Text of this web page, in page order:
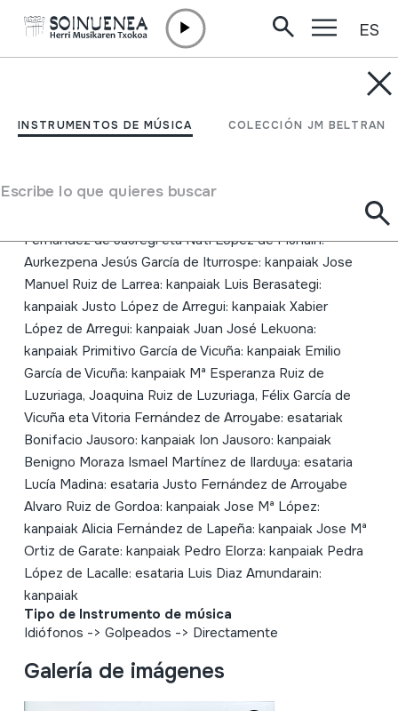
INSTRUMENTOS DE MÚSICA COLECCIÓN JM BELTRAN
Escribe lo que quieres buscar
ES
Campaneros; Municipio
Autor
Fernandez de Jauregi eta Nati López de Munain:
Aurkezpena Jesús García de Iturrospe: kanpaiak Jose
Manuel Ruiz de Larrea: kanpaiak Luis Berasategi:
kanpaiak Justo López de Arregui: kanpaiak Xabier
López de Arregui: kanpaiak Juan José Lekuona:
kanpaiak Primitivo García de Vicuña: kanpaiak Emilio
García de Vicuña: kanpaiak Mª Esperanza Ruiz de
Luzuriaga, Joaquina Ruiz de Luzuriaga, Félix García de
Vicuña eta Vitoria Fernández de Arroyabe: esatariak
Bonifacio Jausoro: kanpaiak Ion Jausoro: kanpaiak
Benigno Moraza Ismael Martínez de Ilarduya: esataria
Lucía Madina: esataria Justo Fernández de Arroyabe
Alvaro Ruiz de Gordoa: kanpaiak Jose Mª López:
kanpaiak Alicia Fernández de Lapeña: kanpaiak Jose Mª
Ortiz de Garate: kanpaiak Pedro Elorza: kanpaiak Pedra
López de Lacalle: esataria Luis Diaz Amundarain:
kanpaiak
Tipo de Instrumento de música
Idiófonos -> Golpeados -> Directamente
Galería de imágenes